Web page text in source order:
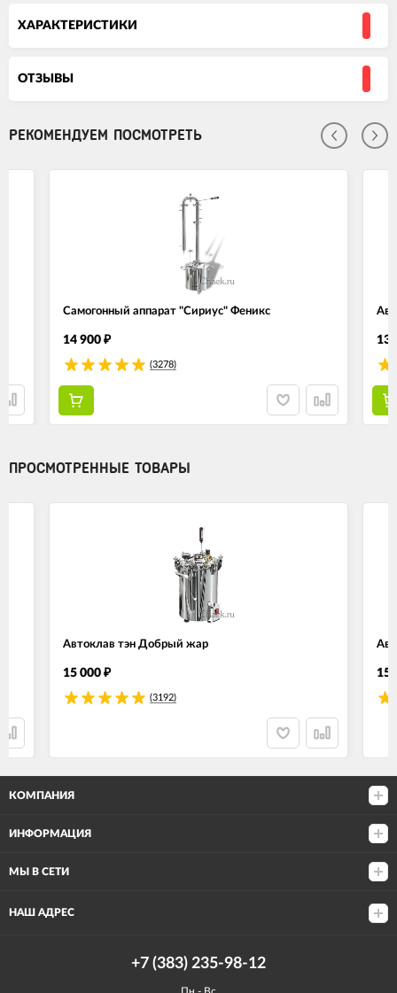
ХАРАКТЕРИСТИКИ
ОТЗЫВЫ
РЕКОМЕНДУЕМ ПОСМОТРЕТЬ
Самогонный аппарат "Сириус" Феникс
14 900 ₽
(3278)
13
ПРОСМОТРЕННЫЕ ТОВАРЫ
Автоклав тэн Добрый жар
15 000 ₽
(3192)
15
КОМПАНИЯ
ИНФОРМАЦИЯ
МЫ В СЕТИ
НАШ АДРЕС
+7 (383) 235-98-12